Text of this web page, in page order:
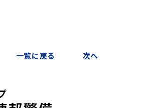
一覧に戻る 次へ